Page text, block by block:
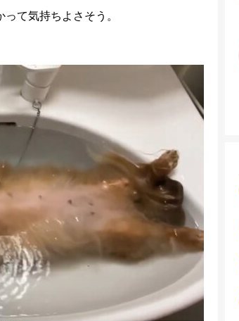
て気持ちよさそう。